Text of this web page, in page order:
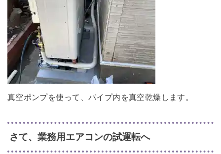
真空ポンプを使って、パイプ内を真空乾燥します。
さて、業務用エアコンの試運転へ